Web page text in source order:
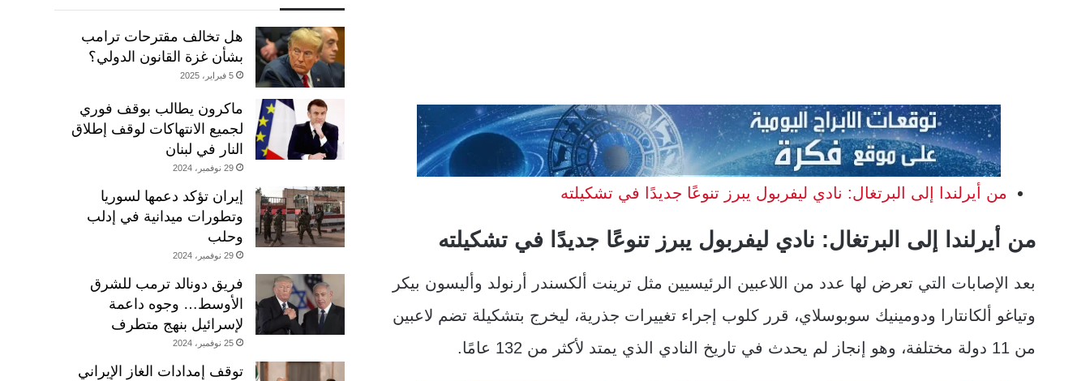
من أيرلندا إلى البرتغال: نادي ليفربول يبرز تنوعًا جديدًا في تشكيلته
من أيرلندا إلى البرتغال: نادي ليفربول يبرز تنوعًا جديدًا في تشكيلته
بعد الإصابات التي تعرض لها عدد من اللاعبين الرئيسيين مثل ترينت ألكسندر أرنولد وأليسون بيكر
وتياغو ألكانتارا ودومينيك سوبوسلاي، قرر كلوب إجراء تغييرات جذرية، ليخرج بتشكيلة تضم لاعبين
من 11 دولة مختلفة، وهو إنجاز لم يحدث في تاريخ النادي الذي يمتد لأكثر من 132 عامًا.
هل تخالف مقترحات ترامب
بشأن غزة القانون الدولي؟
5 فبراير، 2025
ماكرون يطالب بوقف فوري
لجميع الانتهاكات لوقف إطلاق
النار في لبنان
29 نوفمبر، 2024
إيران تؤكد دعمها لسوريا
وتطورات ميدانية في إدلب
وحلب
29 نوفمبر، 2024
فريق دونالد ترمب للشرق
الأوسط… وجوه داعمة
لإسرائيل بنهج متطرف
25 نوفمبر، 2024
توقف إمدادات الغاز الإيراني